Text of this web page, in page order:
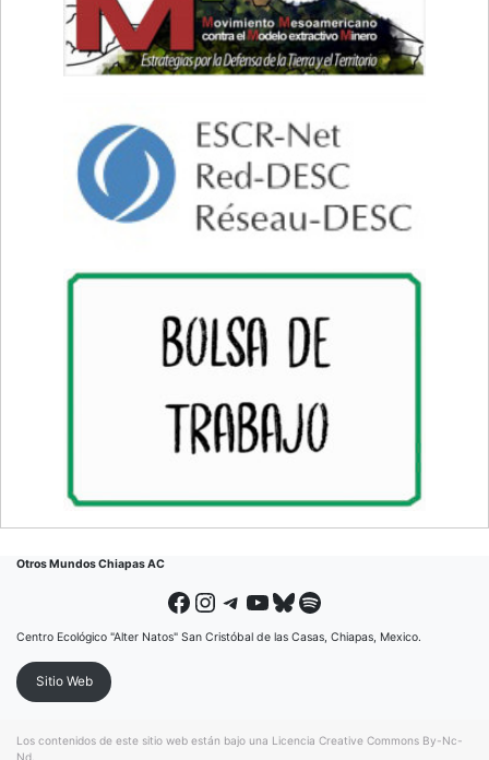
Otros Mundos Chiapas AC
Facebook Instagram Telegram YouTube Bluesky Spotify
Centro Ecológico "Alter Natos" San Cristóbal de las Casas, Chiapas, Mexico.
Sitio Web
Los contenidos de este sitio web están bajo una Licencia Creative Commons By-Nc-
Nd